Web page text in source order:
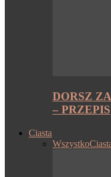
DORSZ
– PRZEPIS
Ciasta
Wszystko